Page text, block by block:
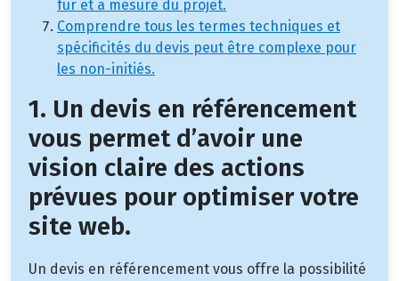
fur et à mesure du projet.
Comprendre tous les termes techniques et
spécificités du devis peut être complexe pour
les non-initiés.
1. Un devis en référencement
vous permet d’avoir une
vision claire des actions
prévues pour optimiser votre
site web.
Un devis en référencement vous offre la possibilité